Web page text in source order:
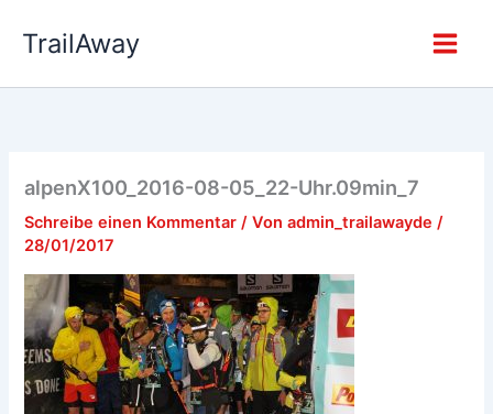
InhaltTrailAway
alpenX100_2016-08-05_22-Uhr.09min_7
Schreibe einen Kommentar / Vonadmin_trailawayde/
28/01/2017